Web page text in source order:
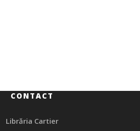
CONTACT
Librăria Cartier